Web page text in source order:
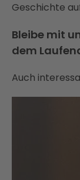
Geschichte
Bleibe mit
dem
Auch